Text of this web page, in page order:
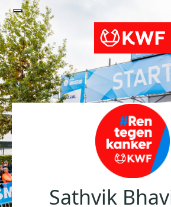
Sathvik